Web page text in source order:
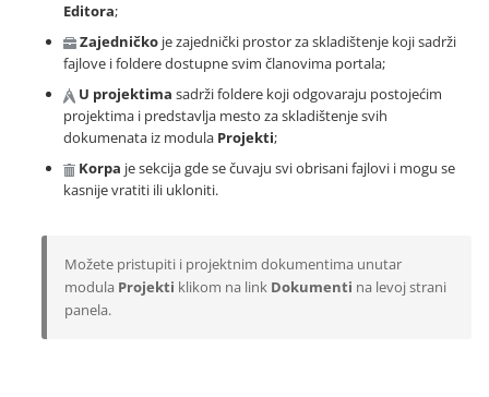
Editora;
Zajedničko je zajednički prostor za skladištenje koji sadrži
fajlove i foldere dostupne svim članovima portala;
U projektima sadrži foldere koji odgovaraju postojećim
projektima i predstavlja mesto za skladištenje svih
dokumenata iz modula Projekti;
Korpa je sekcija gde se čuvaju svi obrisani fajlovi i mogu se
kasnije vratiti ili ukloniti.
Možete pristupiti i projektnim dokumentima unutar
modula Projekti klikom na link Dokumenti na levoj strani
panela.